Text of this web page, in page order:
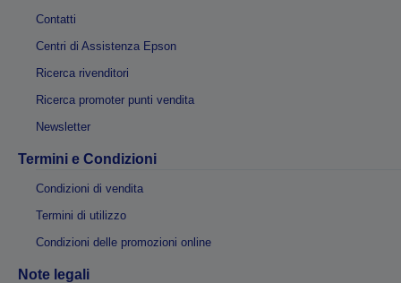
Contatti
Centri di Assistenza Epson
Ricerca rivenditori
Ricerca promoter punti vendita
Newsletter
Termini e Condizioni
Condizioni di vendita
Termini di utilizzo
Condizioni delle promozioni online
Note legali